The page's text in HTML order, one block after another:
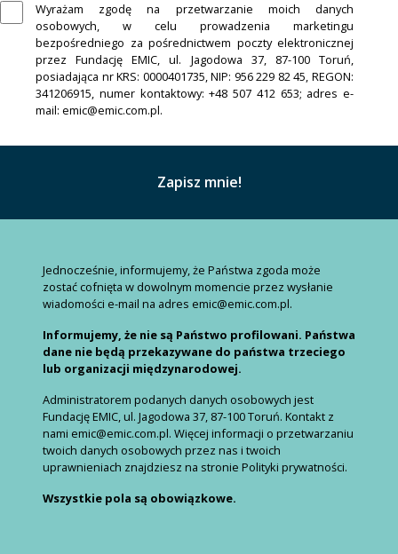
Wyrażam zgodę na przetwarzanie moich danych
osobowych, w celu prowadzenia marketingu
bezpośredniego za pośrednictwem poczty elektronicznej
przez Fundację EMIC, ul. Jagodowa 37, 87-100 Toruń,
posiadająca nr KRS: 0000401735, NIP: 956 229 82 45, REGON:
341206915, numer kontaktowy: +48 507 412 653; adres e-
mail: emic@emic.com.pl.
Jednocześnie, informujemy, że Państwa zgoda może
zostać cofnięta w dowolnym momencie przez wysłanie
wiadomości e-mail na adres emic@emic.com.pl.
Informujemy, że nie są Państwo profilowani. Państwa
dane nie będą przekazywane do państwa trzeciego
lub organizacji międzynarodowej.
Administratorem podanych danych osobowych jest
Fundację EMIC, ul. Jagodowa 37, 87-100 Toruń. Kontakt z
nami emic@emic.com.pl. Więcej informacji o przetwarzaniu
twoich danych osobowych przez nas i twoich
uprawnieniach znajdziesz na stronie Polityki prywatności.
Wszystkie pola są obowiązkowe.